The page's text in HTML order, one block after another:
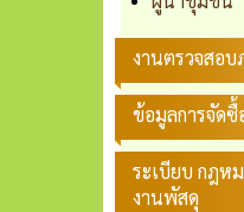
งานตรวจสอบ
ข้อมูลการจัดซื้
ระเบียบ กฎห
งานพัสดุ